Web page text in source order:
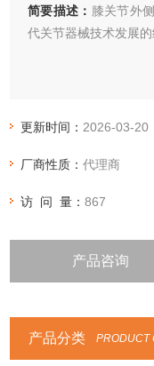
简要描述： 膝关节外
代关节器械技术发展
更新时间： 2026-03-20
厂商性质：代理商
访 问 量：867
产品咨询
产品分类 PRODUCT